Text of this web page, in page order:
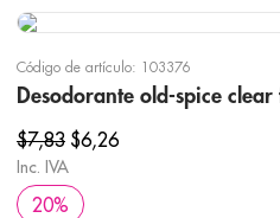
Código de artículo: 103376
Desodorante old-spice
$7,83 $6,26
Inc. IVA
20%
términos más buscados
protector solar
3.
4. cerave